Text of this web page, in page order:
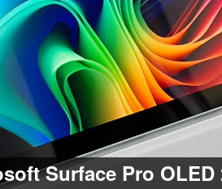
Surface Pro